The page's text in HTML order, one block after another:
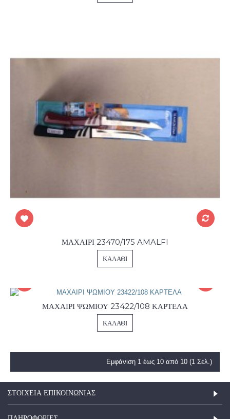
ΜΑΧΑΙΡΙ 23470/175 AMALFI
ΚΑΛΆΘΙ
ΜΑΧΑΙΡΙ ΨΩΜΙΟΥ 23422/108 ΚΑΡΤΕΛΑ
ΚΑΛΆΘΙ
Εμφάνιση 1 έως 10 από 10 (1 Σελ.)
ΣΤΟΙΧΕΊΑ ΕΠΙΚΟΙΝΩΝΊΑΣ